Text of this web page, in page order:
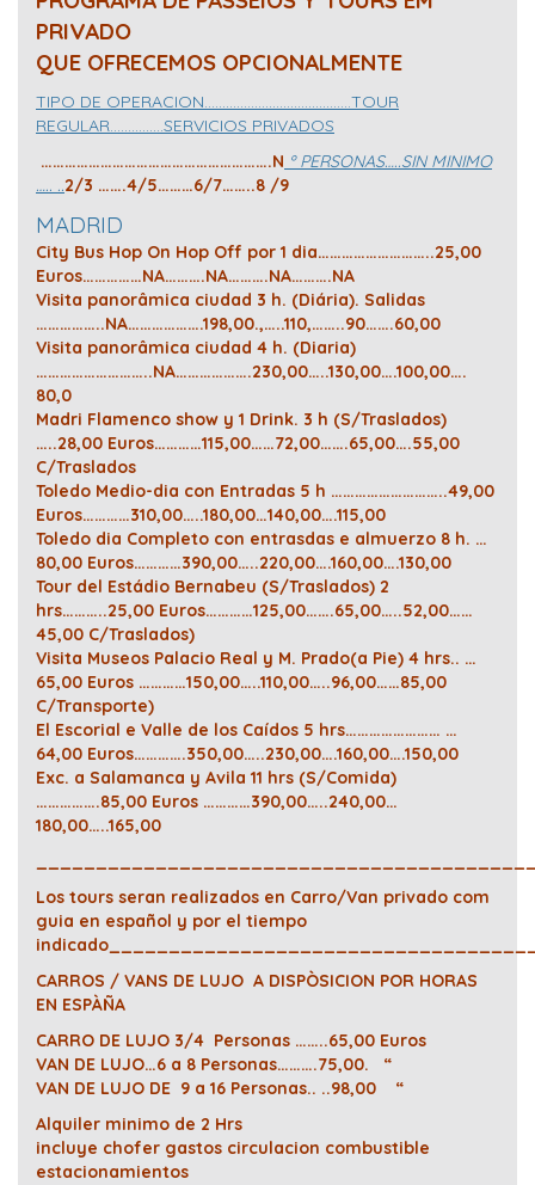
PRIVADO
QUE OFRECEMOS OPCIONALMENTE
TIPO DE OPERACION…………………………………..TOUR
REGULAR……………SERVICIOS PRIVADOS
………………………………………………….N º PERSONAS…..SIN MINIMO
….. ..2/3 …….4/5………6/7……..8 /9
MADRID
City Bus Hop On Hop Off por 1 dia………………………..25,00
Euros……………NA……….NA……….NA……….NA
Visita panorâmica ciudad 3 h. (Diária). Salidas
……………..NA……………….198,00.,…..110,……..90…….60,00
Visita panorâmica ciudad 4 h. (Diaria)
………………………..NA……………….230,00…..130,00….100,00….
80,0
Madri Flamenco show y 1 Drink. 3 h (S/Traslados)
…..28,00 Euros…………115,00……72,00…….65,00….55,00
C/Traslados
Toledo Medio-dia con Entradas 5 h ………………………..49,00
Euros…………310,00…..180,00…140,00….115,00
Toledo dia Completo con entrasdas e almuerzo 8 h. …
80,00 Euros…………390,00…..220,00….160,00….130,00
Tour del Estádio Bernabeu (S/Traslados) 2
hrs………..25,00 Euros…………125,00…….65,00…..52,00……
45,00 C/Traslados)
Visita Museos Palacio Real y M. Prado(a Pie) 4 hrs.. …
65,00 Euros …………150,00…..110,00…..96,00……85,00
C/Transporte)
El Escorial e Valle de los Caídos 5 hrs…………………… …
64,00 Euros………….350,00…..230,00….160,00….150,00
Exc. a Salamanca y Avila 11 hrs (S/Comida)
…………….85,00 Euros …………390,00…..240,00…
180,00…..165,00
Los tours seran realizados en Carro/Van privado com
guia en español y por el tiempo
CARROS / VANS DE LUJO A DISPÒSICION POR HORAS
EN ESPÀÑA
CARRO DE LUJO 3/4 Personas ……..65,00 Euros
VAN DE LUJO…6 a 8 Personas……….75,00. “
VAN DE LUJO DE 9 a 16 Personas.. ..98,00 “
Alquiler minimo de 2 Hrs
incluye chofer gastos circulacion combustible
estacionamientos